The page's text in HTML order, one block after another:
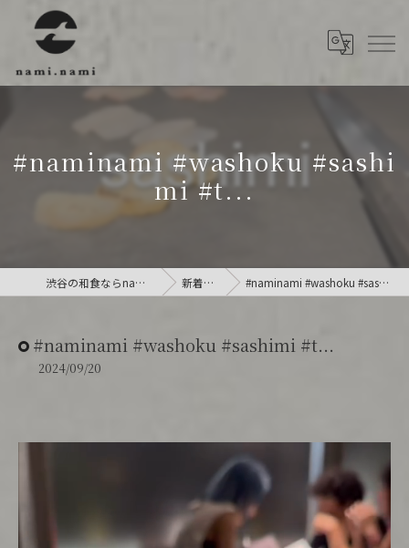
#naminami #washoku #sashi
mi #t...
渋谷の和食ならnami.nami 新着情報 #naminami #washoku #sashimi #t...
#naminami #washoku #sashimi #t...
2024/09/20